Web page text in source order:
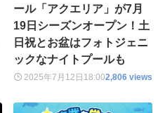
ール「アクエリア」が7月
19日シーズンオープン！土
日祝とお盆はフォトジェニ
ックなナイトプールも
2025年7月12日 18:002,806 views